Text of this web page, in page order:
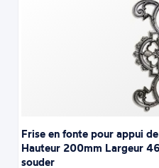
Frise en fonte pour appui
Hauteur 200mm Largeur
souder